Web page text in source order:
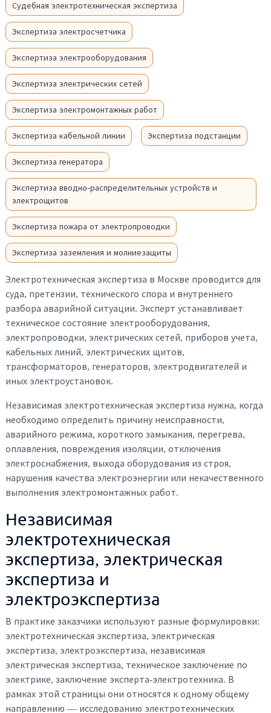
Судебная электротехническая экспертиза
Экспертиза электросчетчика
Экспертиза электрооборудования
Экспертиза электрических сетей
Экспертиза электромонтажных работ
Экспертиза кабельной линии Экспертиза подстанции
Экспертиза генератора
Экспертиза вводно-распределительных устройств и
электрощитов
Экспертиза пожара от электропроводки
Экспертиза заземления и молниезащиты
Электротехническая экспертиза в Москве проводится для
суда, претензии, технического спора и внутреннего
разбора аварийной ситуации. Эксперт устанавливает
техническое состояние электрооборудования,
электропроводки, электрических сетей, приборов учета,
кабельных линий, электрических щитов,
трансформаторов, генераторов, электродвигателей и
иных электроустановок.
Независимая электротехническая экспертиза нужна, когда
необходимо определить причину неисправности,
аварийного режима, короткого замыкания, перегрева,
оплавления, повреждения изоляции, отключения
электроснабжения, выхода оборудования из строя,
нарушения качества электроэнергии или некачественного
выполнения электромонтажных работ.
Независимая
электротехническая
экспертиза, электрическая
экспертиза и
электроэкспертиза
В практике заказчики используют разные формулировки:
электротехническая экспертиза, электрическая
экспертиза, электроэкспертиза, независимая
электрическая экспертиза, техническое заключение по
электрике, заключение эксперта-электротехника. В
рамках этой страницы они относятся к одному общему
направлению — исследованию электротехнических